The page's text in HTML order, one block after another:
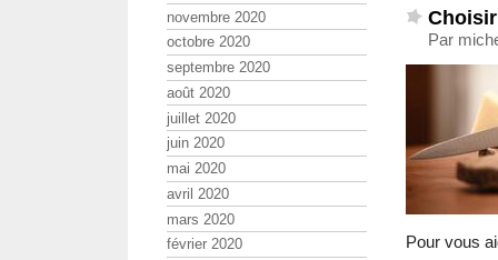
Par
Pour vous
novembre 2020
octobre 2020
septembre 2020
août 2020
juillet 2020
juin 2020
mai 2020
avril 2020
mars 2020
février 2020